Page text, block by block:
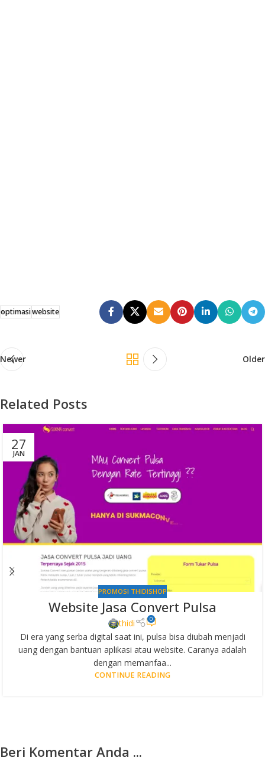
optimasiwebsite
Newer Older
Related Posts
27
JAN
PROMOSI THIDISHOP
Website Jasa Convert Pulsa
thidi 0
Di era yang serba digital saat ini, pulsa bisa diubah menjadi
uang dengan bantuan aplikasi atau website. Caranya adalah
dengan memanfaa...
CONTINUE READING
Beri Komentar Anda ...